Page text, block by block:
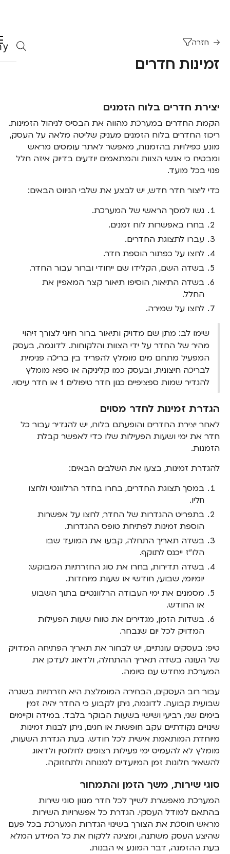
חזרה
זמינות חדרים
יצירת חדרים בלוח הזמנים
הקמת החדרים במערכת מהווה את הבסיס לניהול הזמינות.
ריכוז החדרים בלוח הזמנים מעניק שליטה מלאה על העסק,
מונע כפילויות בהזמנות, מאפשר לאתר עומסים מראש
ומבטיח כי אנשי הצוות והמתאמים יודעים בדיוק איזה חלל
פנוי בכל מועד.
כדי ליצור חדר חדש, יש לבצע את שלבי הניווט הבאים:
גשו למסך הראשי של המערכת.
בחרו באפשרות לוח זמנים.
עברו לתצוגת החדרים.
לחצו על כפתור הוספת חדר.
בשדה השם, הקלידו שם ייחודי וברור עבור החדר.
בשדה התיאור, הוסיפו תיאור קצר המאפיין את
החלל.
לחצו על שמירה.
שימו לב: מתן שם מדויק ותיאור ברור חיוני לצורך זיהוי
מהיר של החדר על ידי הצוות והלקוחות. לדוגמה, בעסק
המפעיל מתחם מים מומלץ להפריד בין בריכה פנימית
לבריכה חיצונית, ובעסק כמו קליניקה או ספא מומלץ
להגדיר שמות ספציפיים כגון חדר טיפולים 1 או חדר עיסוי.
הגדרת זמינות לחדר מסוים
לאחר יצירת החדרים והופעתם בלוח, יש להגדיר עבור כל
חדר את ימי ושעות הפעילות שלו כדי לאפשר קבלת
הזמנות.
להגדרת זמינות, בצעו את השלבים הבאים:
במסך תצוגת החדרים, בחרו בחדר הרלוונטי ולחצו
nליו.
בתפריט ההגדרות של החדר, לחצו על אפשרות
הוספת זמינות לפתיחת טופס ההגדרות.
בשדה תאריך התחלה, קבעו את המועד שבו
הלו"ז ייכנס לתוקף.
בשדה תדירות, בחרו את סוג החזרתיות המבוקש:
יומיומי, שבועי, חודשי או שעות מיוחדות.
מסמנים את ימי העבודה הרלוונטיים בתוך השבוע
או החודש.
בשדות הזמן, מגדירים את טווח שעות הפעילות
המדויק לכל יום שנבחר.
טיפ: בעסקים עונתיים, יש לבחור את תאריך הפתיחה המדויק
של העונה בשדה תאריך ההתחלה, ולדאוג לעדכן את
המערכת מחדש עם סיומה.
עבור רוב העסקים, הבחירה המומלצת היא חזרתיות בשגרה
שבועית קבועה. לדוגמה, ניתן לקבוע כי החדר יהיה זמין
בימים שני, רביעי ושישי בשעות הבוקר בלבד. במידה וקיימים
שינויים נקודתיים עקב חופשות או חגים, ניתן לבנות זמינות
מיוחדת המותאמת אישית לכל חודש. בעת הגדרת השעות,
מומלץ לא להעמיס ימי פעילות רצופים לחלוטין ולדאוג
להשאיר חלונות זמן המיועדים למנוחה ולתחזוקה.
סוגי שירות, משך הזמן והתמחור
המערכת מאפשרת לשייך לכל חדר מגוון סוגי שירות
בהתאם למודל העסקי. הגדרת כל אפשרויות השירות
מראש חוסכת את הצורך בשינוי הגדרות המערכת בכל פעם
שהיצע העסק משתנה, ומציגה ללקוח את כל המידע המלא
בעת ההזמנה, דבר המונע אי הבנות.